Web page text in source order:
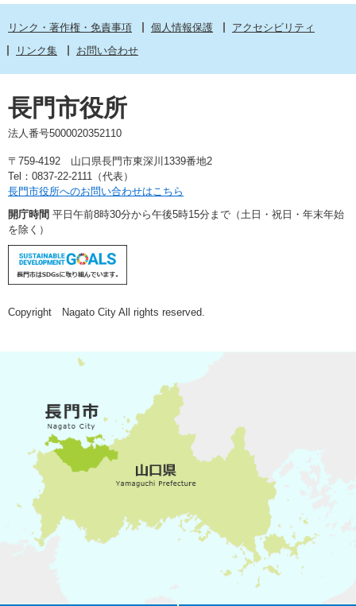
リンク・著作権・免責事項 個人情報保護
アクセシビリティ
リンク集
お問い合わせ
長門市役所
法人番号5000020352110
〒759-4192 山口県長門市東深川1339番地2
Tel：0837-22-2111（代表）
長門市役所へのお問い合わせはこちら
開庁時間 平日午前8時30分から午後5時15分まで（土日・祝日・年末年始
を除く）
Copyright Nagato City All rights reserved.